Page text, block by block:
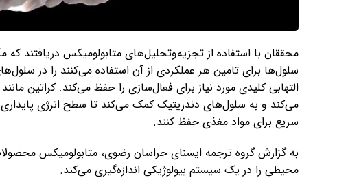
سلول‌ها برای تامین هر عملکردی از آن استفاده می‌کنند را در
التهابی کلیدی مورد نیاز برای فعال‌سازی را حفظ می‌کند. کراتین
می‌کند و به سلول‌های دندریتیک کمک می‌کند تا سطح انرژی
سریع برای مواد مغذی حفظ کنند.
به گزارش گروه ترجمه ایسنای خراسان رضوی، متابولومیکس
محیطی را در یک سیستم بیولوژیکی اندازه‌گیری می‌کند.